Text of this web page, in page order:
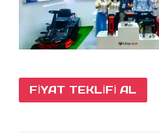
FIYAT TEKLIFI AL